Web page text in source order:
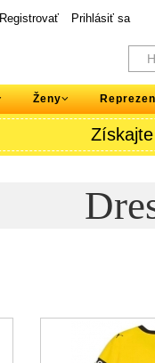
Registrovať Prihlásiť sa
Ženy
Získajte